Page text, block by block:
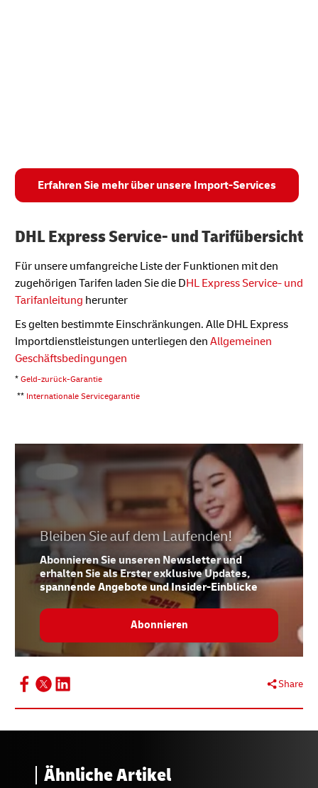
Erfahren Sie mehr über unsere Import-Services
DHL Express Service- und Tarifübersicht
Für unsere umfangreiche Liste der Funktionen mit den
zugehörigen Tarifen laden Sie die DHL Express Service- und
Tarifanleitung herunter
Es gelten bestimmte Einschränkungen. Alle DHL Express
Importdienstleistungen unterliegen den Allgemeinen
Geschäftsbedingungen
* Geld-zurück-Garantie
** Internationale Servicegarantie
Bleiben Sie auf dem Laufenden!
Abonnieren Sie unseren Newsletter und
erhalten Sie als Erster exklusive Updates,
spannende Angebote und Insider-Einblicke
Abonnieren
Share
Ähnliche Artikel